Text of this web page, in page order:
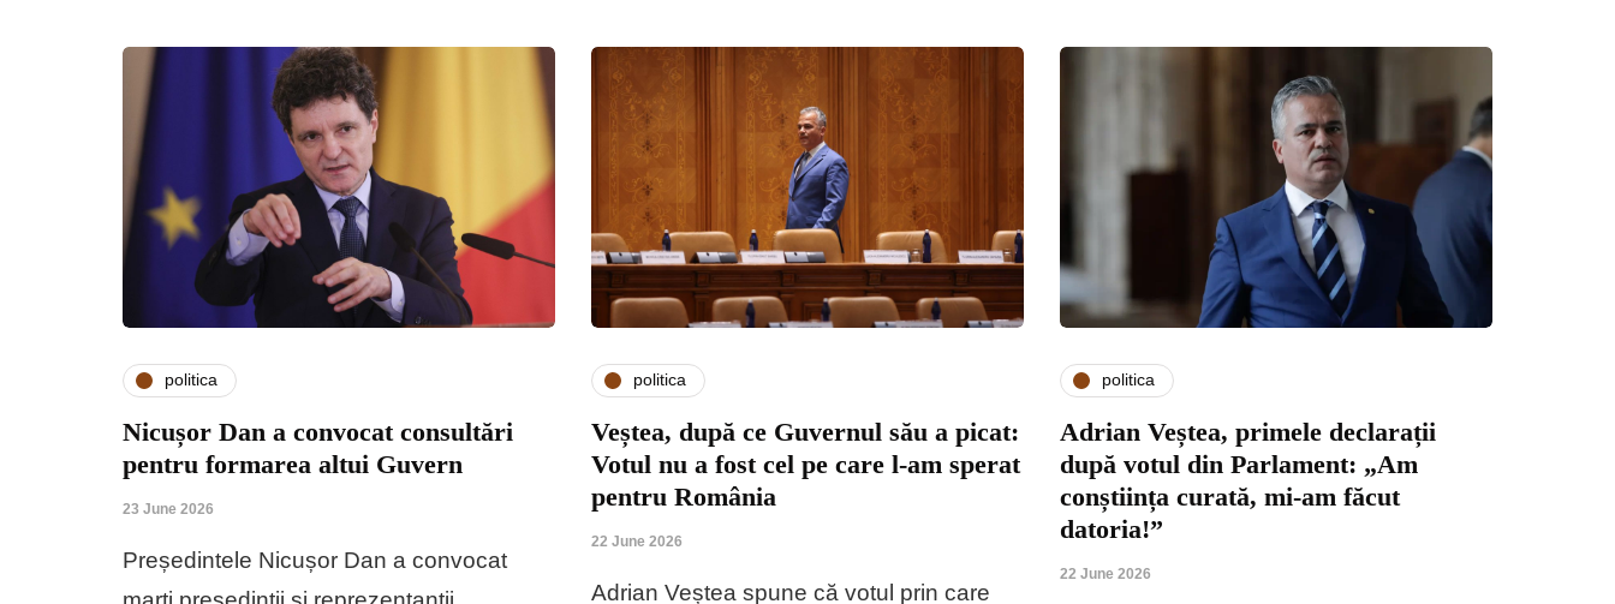
politica
Nicușor Dan a convocat consultări
pentru formarea altui Guvern
23 June 2026
Președintele Nicușor Dan a convocat
politica
Veștea, după ce Guvernul său a picat:
Votul nu a fost cel pe care l-am sperat
pentru România
22 June 2026
Adrian Veștea spune că votul prin care
politica
Adrian Veștea, primele declarații
după votul din Parlament: „Am
conștiința curată, mi-am făcut
datoria!”
22 June 2026